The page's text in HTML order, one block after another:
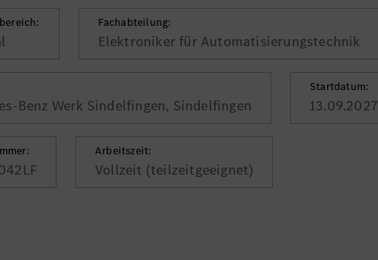
Fachabteilung:
Elektroniker für Automatisierungstechnik
Benz Werk Sindelfingen, Sindelfingen
Startdatum:
13.09.2027
Arbeitszeit:
Vollzeit (teilzeitgeeignet)